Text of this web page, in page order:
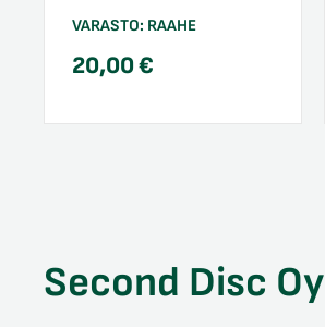
VARASTO: RAAHE
20,00€
Second Disc Oy